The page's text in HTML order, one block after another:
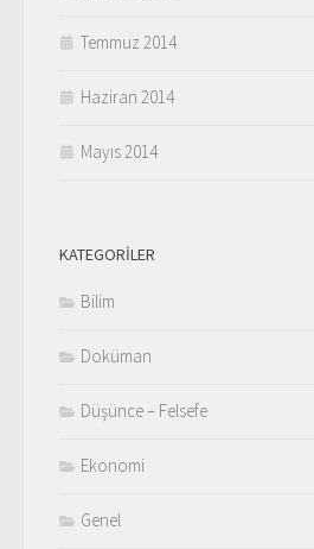
Temmuz 2014
Haziran 2014
Mayıs 2014
KATEGORILER
Bilim
Doküman
Düşünce – Felsefe
Ekonomi
Genel